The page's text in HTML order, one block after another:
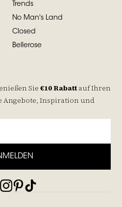
Trends
No Man's Land
Closed
Bellerose
Sie €10 Rabatt aufIhren
Angebote, Inspiration und